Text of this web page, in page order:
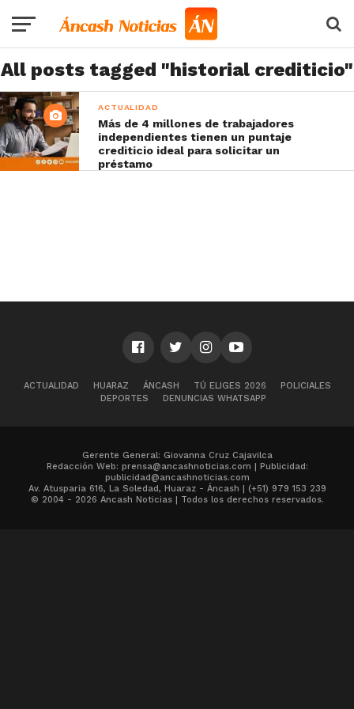
All posts tagged "historial crediticio"
ACTUALIDAD
Más de 4 millones de trabajadores
independientes tienen un puntaje
crediticio ideal para solicitar un
préstamo
ACTUALIDAD HUARAZ ÁNCASH TÚ ELIGES 2026
POLICIALES
DEPORTES
DENUNCIAS WHATSAPP
Gerente General: Giovanna Cruz Cajavilca
Redacción Web: prensa@ancashnoticias.com | Publicidad:
publicidad@ancashnoticias.com
Av. Atusparia 616, La Soledad, Huaraz - Áncash | (+51) 979 153 239
© 2004 - 2026 Ancash Noticias | Todos los derechos reservados.